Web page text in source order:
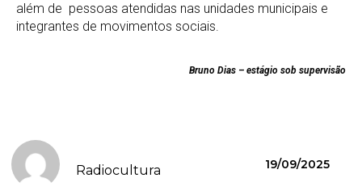
além de pessoas atendidas nas unidades municipais e
integrantes de movimentos sociais.
Bruno Dias – estágio sob supervisão
Radiocultura 19/09/2025